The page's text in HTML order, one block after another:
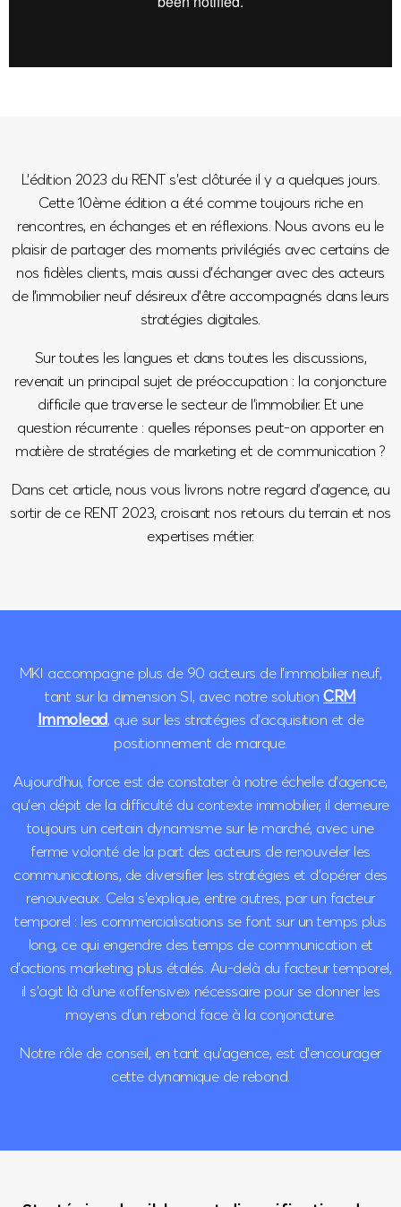
L’édition 2023 du RENT s’est clôturée il y a quelques jours.
Cette 10ème édition a été comme toujours riche en
rencontres, en échanges et en réflexions. Nous avons eu le
plaisir de partager des moments privilégiés avec certains de
nos fidèles clients, mais aussi d’échanger avec des acteurs
de l’immobilier neuf désireux d’être accompagnés dans leurs
stratégies digitales.
Sur toutes les langues et dans toutes les discussions,
revenait un principal sujet de préoccupation : la conjoncture
difficile que traverse le secteur de l’immobilier. Et une
question récurrente : quelles réponses peut-on apporter en
matière de stratégies de marketing et de communication ?
Dans cet article, nous vous livrons notre regard d’agence, au
sortir de ce RENT 2023, croisant nos retours du terrain et nos
expertises métier.
MKI accompagne plus de 90 acteurs de l’immobilier neuf,
tant sur la dimension SI, avec notre solutionCRM
Immolead, que sur les stratégies d’acquisition et de
positionnement de marque.
Aujourd’hui, force est de constater à notre échelle d’agence,
qu’en dépit de la difficulté du contexte immobilier, il demeure
toujours un certain dynamisme sur le marché, avec une
ferme volonté de la part des acteurs de renouveler les
communications, de diversifier les stratégies et d’opérer des
renouveaux. Cela s’explique, entre autres, par un facteur
temporel : les commercialisations se font sur un temps plus
long, ce qui engendre des temps de communication et
d’actions marketing plus étalés. Au-delà du facteur temporel,
il s’agit là d’une «offensive» nécessaire pour se donner les
moyens d’un rebond face à la conjoncture.
Notre rôle de conseil, en tant qu’agence, est d’encourager
cette dynamique de rebond.